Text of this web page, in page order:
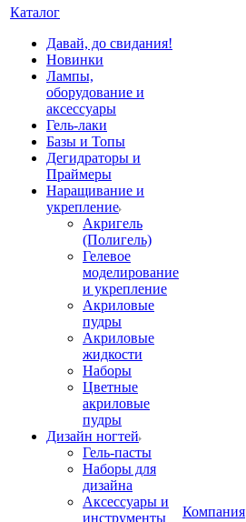
Каталог
Давай, до свидания!
Новинки
Лампы,
оборудование и
аксессуары
Гель-лаки
Базы и Топы
Дегидраторы и
Праймеры
Наращивание и
укрепление
Акригель
(Полигель)
Гелевое
моделирование
и укрепление
Акриловые
пудры
Акриловые
жидкости
Наборы
Цветные
акриловые
пудры
Дизайн ногтей
Гель-пасты
Наборы для
дизайна
Аксессуары и
инструменты
Компания